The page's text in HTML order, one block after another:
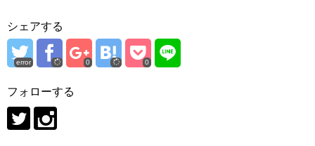
シェアする
error 0 0
フォローする